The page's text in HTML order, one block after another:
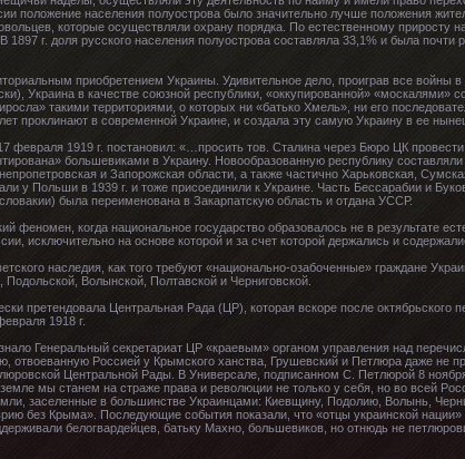
положение населения полуострова было значительно лучше положения
которые осуществляли охрану порядка. По естественному приросту
1897 г. доля русского населения полуострова составляла 33,1% и была почти
приобретением Украины. Удивительное дело, проиграв все войны в
Украина в качестве союзной республики, «оккупированной» «москалями»
такими территориями, о которых ни «батько Хмель», ни его
проклинают в современной Украине, и создала эту самую Украину в ее
февраля 1919 г. постановил: «…просить тов. Сталина через Бюро ЦК
большевиками в Украину. Новообразованную республику
и Запорожская области, а также частично Харьковская,
у Польши в 1939 г. и тоже присоединили к Украине. Часть Бессарабии и
была переименована в Закарпатскую область и отдана УССР.
феномен, когда национальное государство образовалось не в результате
исключительно на основе которой и за счет которой держались и
наследия, как того требуют «национально-озабоченные» граждане
Волынской, Полтавской и Черниговской.
претендовала Центральная Рада (ЦР), которая вскоре после октябрьского
1918 г.
Генеральный секретариат ЦР «краевым» органом управления над
отвоеванную Россией у Крымского ханства, Грушевский и Петлюра даже не
Центральной Рады. В Универсале, подписанном С. Петлюрой 8
мы станем на страже права и революции не только у себя, но во всей
заселенные в большинстве Украинцами: Киевщину, Подолию, Волынь,
без Крыма». Последующие события показали, что «отцы украинской
белогвардейцев, батьку Махно, большевиков, но отнюдь не